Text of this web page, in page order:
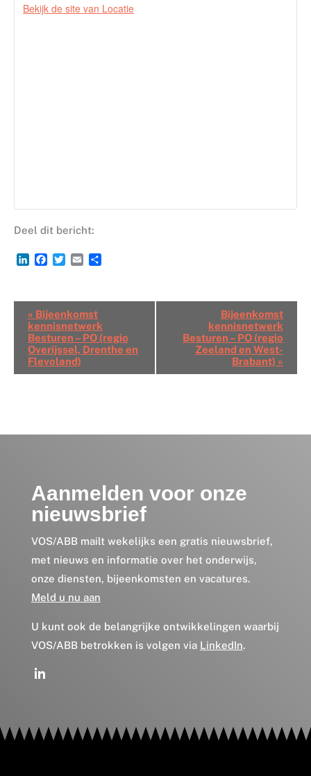
Bekijk de site van Locatie
Deel dit bericht:
LinkedInFacebook
Twitter
Email
Bijeenkomsten
Navigatie
« Bijeenkomst
kennisnetwerk
Besturen – PO (regio
Overijssel, Drenthe en
Flevoland)
Bijeenkomst
kennisnetwerk
Besturen – PO (regio
Zeeland en West-
Brabant) »
Aanmelden voor onze
nieuwsbrief
VOS/ABB mailt wekelijks een gratis nieuwsbrief,
met nieuws en informatie over het onderwijs,
onze diensten, bijeenkomsten en vacatures.
Meld u nu aan
U kunt ook de belangrijke ontwikkelingen waarbij
VOS/ABB betrokken is volgen via LinkedIn.